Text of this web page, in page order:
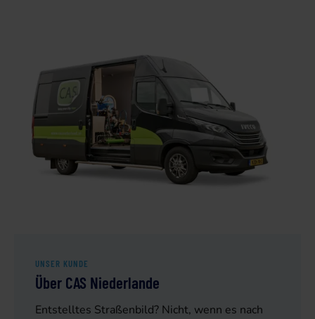
UNSER KUNDE
Über CAS Niederlande
Entstelltes Straßenbild? Nicht, wenn es nach